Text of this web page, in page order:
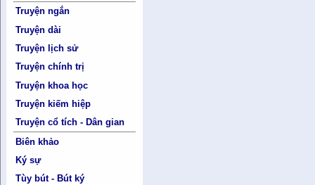
Truyện ngắn
Truyện dài
Truyện lịch sử
Truyện chính trị
Truyện khoa học
Truyện kiếm hiệp
Truyện cổ tích - Dân gian
Biên khảo
Ký sự
Tùy bút - Bút ký